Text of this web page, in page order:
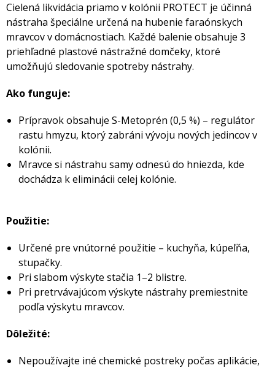
Cielená likvidácia priamo v kolónii PROTECT je účinná
nástraha špeciálne určená na hubenie faraónskych
mravcov v domácnostiach. Každé balenie obsahuje 3
priehľadné plastové nástražné domčeky, ktoré
umožňujú sledovanie spotreby nástrahy.
Ako funguje:
Prípravok obsahuje S-Metoprén (0,5 %) – regulátor
rastu hmyzu, ktorý zabráni vývoju nových jedincov v
kolónii.
Mravce si nástrahu samy odnesú do hniezda, kde
dochádza k eliminácii celej kolónie.
Použitie:
Určené pre vnútorné použitie – kuchyňa, kúpeľňa,
stupačky.
Pri slabom výskyte stačia 1–2 blistre.
Pri pretrvávajúcom výskyte nástrahy premiestnite
podľa výskytu mravcov.
Dôležité:
Nepoužívajte iné chemické postreky počas aplikácie,